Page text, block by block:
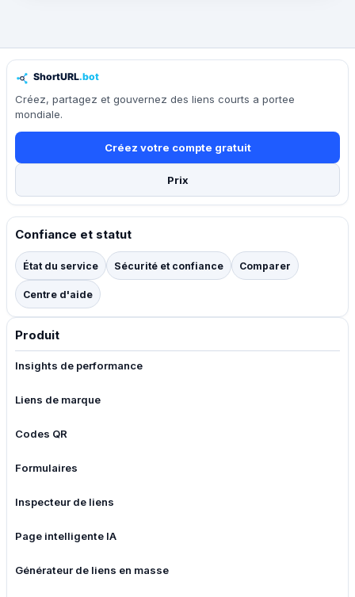
Créez, partagez et gouvernez des liens courts a portee
mondiale.
Créez votre compte gratuit
Prix
Confiance et statut
État du service Sécurité et confiance Comparer
Centre d'aide
Produit
Insights de performance
Liens de marque
Codes QR
Formulaires
Inspecteur de liens
Page intelligente IA
Générateur de liens en masse